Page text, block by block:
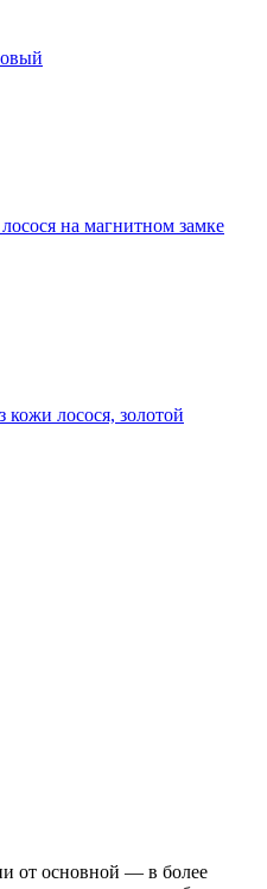
на магнитном замке
кожи лосося, золотой
от основной — в более